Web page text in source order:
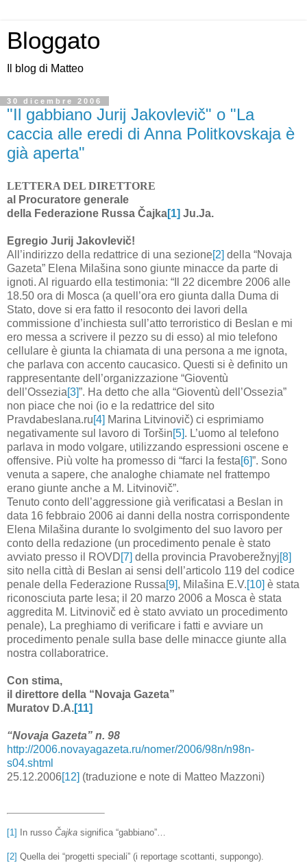
Bloggato
Il blog di Matteo
30 dicembre 2006
"Il gabbiano Jurij Jakovlevič" o "La
caccia alle eredi di Anna Politkovskaja è
già aperta"
LETTERA DEL DIRETTORE
al Procuratore generale
della Federazione Russa Čajka[1] Ju.Ja.
Egregio Jurij Jakovlevič!
All’indirizzo della redattrice di una sezione[2] della “Novaja
Gazeta” Elena Milašina sono giunte minacce da parte di
ignoti. Al riguardo ella testimonia: “Il 22 dicembre 2006 alle
18.50 ora di Mosca (a quell’ora ero giunta dalla Duma di
Stato, dove si era fatto il resoconto dei lavori della
commissione d’inchiesta sull’atto terroristico di Beslan e mi
ero messa a scrivere il pezzo su di esso) al mio telefono
cellulare è giunta la chiamata di una persona a me ignota,
che parlava con accento caucasico. Questi si è definito un
rappresentante dell’organizzazione “Gioventù
dell’Ossezia[3]”. Ha detto che alla “Gioventù dell’Ossezia”
non piace che noi (io e la redattrice del sito
Pravdabeslana.ru[4] Marina Litvinovič) ci esprimiamo
negativamente sul lavoro di Toršin[5]. L’uomo al telefono
parlava in modo volgare, utilizzando espressioni oscene e
offensive. Più volte ha promesso di “farci la festa[6]”. Sono
venuta a sapere, che analoghe chiamate nel frattempo
erano giunte anche a М. Litvinovič”.
Tenuto conto dell’aggressione già verificatasi a Beslan in
data 16 febbraio 2006 ai danni della nostra corrispondente
Elena Milašina durante lo svolgimento del suo lavoro per
conto della redazione (un procedimento penale è stato
avviato presso il ROVD[7] della provincia Pravoberežnyj[8]
sito nella città di Beslan ai sensi dell’articolo 119 del codice
penale della Federazione Russa[9], Milašina E.V.[10] è stata
riconosciuta parte lesa; il 20 marzo 2006 a Mosca è stata
aggredita M. Litvinovič ed è stato avviato un procedimento
penale), La preghiamo di verificare i fatti e avviare un
procedimento penale sulla base delle minacce giunte alla
nostra collaboratrice.
Con stima,
il direttore della “Novaja Gazeta”
Muratov D.A.[11]
“Novaja Gazeta” n. 98
http://2006.novayagazeta.ru/nomer/2006/98n/n98n-
s04.shtml
25.12.2006[12] (traduzione e note di Matteo Mazzoni)
[1] In russo Čajka significa “gabbiano”…
[2] Quella dei “progetti speciali” (i reportage scottanti, suppongo).